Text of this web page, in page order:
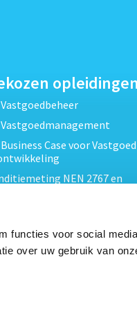
functies voor social
over uw gebruik van
opleidingen
Case voor
NEN 2767 en
W Basis Woningen
VvE-beheer
Vastgoed